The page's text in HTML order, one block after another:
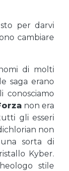
per darvi
cambiare
di molti
saga erano
conosciamo
non era
gli esseri
non
sorta di
Kyber.
stile